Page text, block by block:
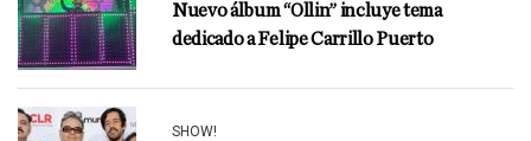
Nuevo álbum “Ollin” incluye tema
dedicado a Felipe Carrillo Puerto
SHOW!